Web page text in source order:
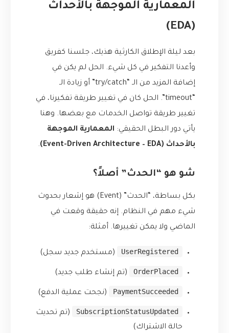
المعمارية الموجهة بالأحداث
(EDA)
بعد ليلة الإطلاق الكارثية هذيك، جلسنا كفريق
وأعدنا التفكير في كل شيء. الحل لم يكن في
إضافة المزيد من الـ “try/catch” أو زيادة الـ
“timeout”. الحل كان في تغيير طريقة تفكيرنا، في
تغيير طريقة تواصل الخدمات مع بعضها. وهنا
يأتي دور البطل الحقيقي: المعمارية الموجهة
بالأحداث (Event-Driven Architecture – EDA)
.
شو هو “الحدث” أصلاً؟
بكل بساطة، “الحدث” (Event) هو إشعار بحدوث
شيء مهم في النظام. إنه حقيقة وقعت في
الماضي ولا يمكن تغييرها. أمثلة:
UserRegistered (مستخدم جديد سجل)
OrderPlaced (تم إنشاء طلب جديد)
PaymentSucceeded (نجحت عملية الدفع)
SubscriptionStatusUpdated
(تم تحديث
حالة الاشتراك)